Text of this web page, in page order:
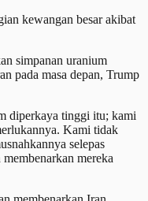
kewangan besar akibat
simpanan uranium
pada masa depan, Trump
diperkaya tinggi itu; kami
Kami tidak
selepas
mereka